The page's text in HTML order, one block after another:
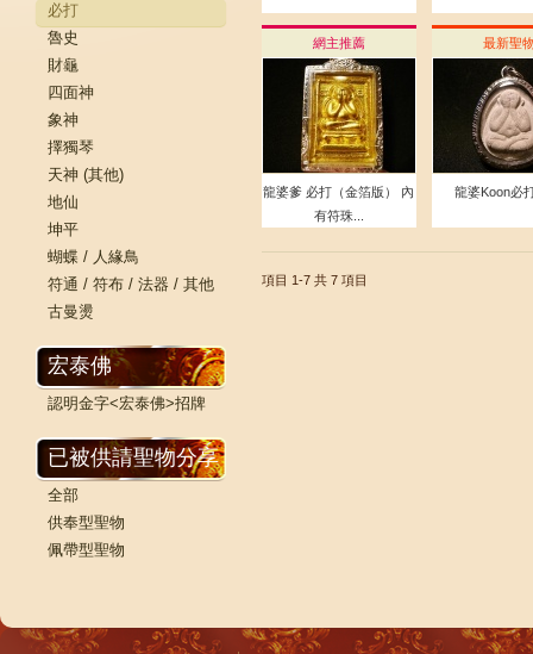
必打
魯史
財龜
四面神
象神
擇獨琴
天神 (其他)
地仙
坤平
蝴蝶 / 人緣鳥
符通 / 符布 / 法器 / 其他
古曼燙
宏泰佛
認明金字<宏泰佛>招牌
已被供請聖物分享
全部
供奉型聖物
佩帶型聖物
網主推薦
龍婆爹 必打（金箔版） 內
有符珠...
最新聖
龍婆Koon必
項目 1-7 共 7 項目